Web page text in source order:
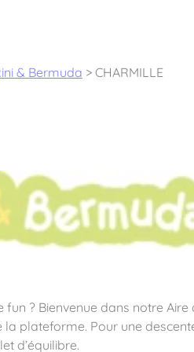
d’aires de jeux &
& Bermuda®
& Bermuda > CHARMILLE
fun ? Bienvenue dans notre
la plateforme. Pour une
d’équilibre.